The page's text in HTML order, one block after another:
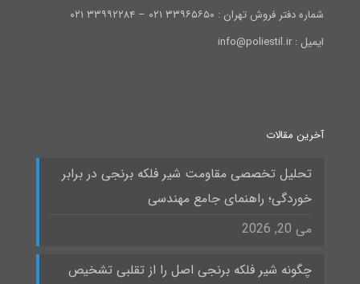
شماره دفتر فروش تهران : ۳۳۹۶۵۶۵۰ ۰۲۱ – ۳۳۹۹۲۲۸۴ ۰۲۱
ایمیل : info@poliestil.ir
آخرین مقالات
تحلیل تخصصی مقاومت شیر فلکه برنجی در برابر
خوردگی؛ راهنمای جامع مهندسی
می 20, 2026
چگونه شیر فلکه برنجی اصل را از تقلبی تشخیص